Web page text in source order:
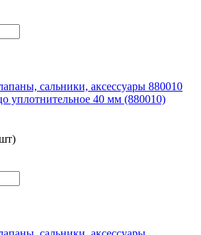
уплотнительное 40 мм (880010)